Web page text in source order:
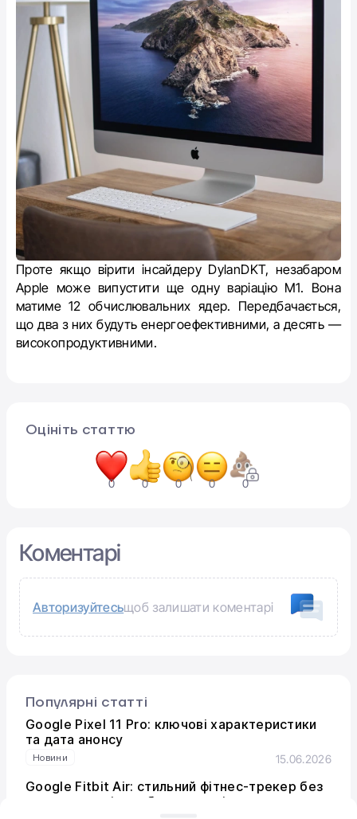
Проте якщо вірити інсайдеру DylanDKT, незабаром
Apple може випустити ще одну варіацію M1. Вона
матиме 12 обчислювальних ядер. Передбачається,
що два з них будуть енергоефективними, а десять —
високопродуктивними.
Оцініть статтю
0 0 0 0 0
Коментарі
Авторизуйтесьщоб залишати коментарі
Популярні статті
Google Pixel 11 Pro: ключові характеристики
та дата анонсу
Новини 15.06.2026
Google Fitbit Air: стильний фітнес-трекер без
екрана для цілодобового моніторингу